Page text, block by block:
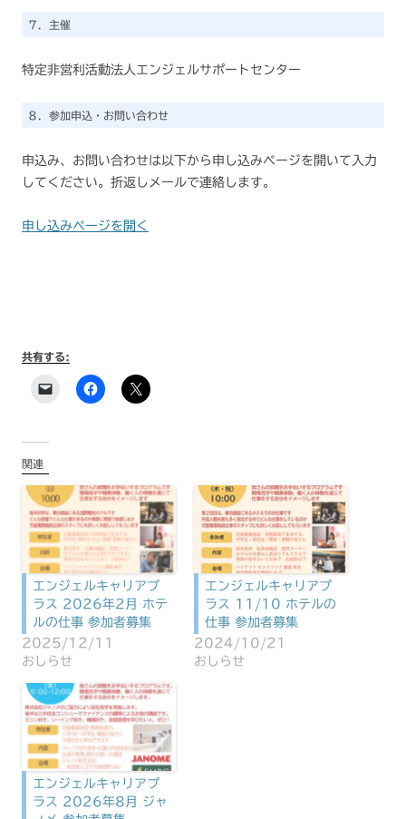
７．主催
特定非営利活動法人エンジェルサポートセンター
８．参加申込・お問い合わせ
申込み、お問い合わせは以下から申し込みページを開いて入力
してください。折返しメールで連絡します。
申し込みページを開く
共有する:
関連
エンジェルキャリアプ
ラス 2026年2月 ホテ
ルの仕事 参加者募集
2025/12/11
おしらせ
エンジェルキャリアプ
ラス 11/10 ホテルの
仕事 参加者募集
2024/10/21
おしらせ
エンジェルキャリアプ
ラス 2026年8月 ジャ